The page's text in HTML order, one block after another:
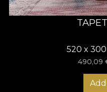
520 x
490,09